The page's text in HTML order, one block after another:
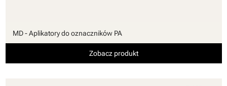
MD - Aplikatory do oznaczników PA
Zobacz produkt